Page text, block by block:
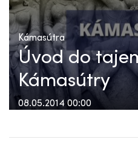
Kámasútra
Úvod do
Kámasútry
08.05.2014 00:00